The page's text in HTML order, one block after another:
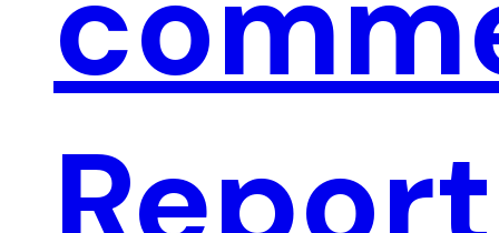
ACCUEIL
CONTACT
https://harfang-events.fr/blog-page/